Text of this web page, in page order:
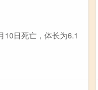
10日死亡，体长为6.1